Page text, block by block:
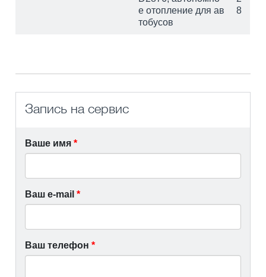
е отопление для ав
тобусов
8
Запись на сервис
Ваше имя*
Ваш e-mail*
Ваш телефон*